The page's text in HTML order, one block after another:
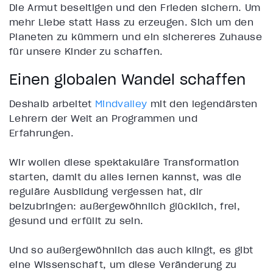
Die Armut beseitigen und den Frieden sichern. Um
mehr Liebe statt Hass zu erzeugen. Sich um den
Planeten zu kümmern und ein sichereres Zuhause
für unsere Kinder zu schaffen.
Einen globalen Wandel schaffen
Deshalb arbeitet Mindvalley mit den legendärsten
Lehrern der Welt an Programmen und
Erfahrungen.
Wir wollen diese spektakuläre Transformation
starten, damit du alles lernen kannst, was die
reguläre Ausbildung vergessen hat, dir
beizubringen: außergewöhnlich glücklich, frei,
gesund und erfüllt zu sein.
Und so außergewöhnlich das auch klingt, es gibt
eine Wissenschaft, um diese Veränderung zu